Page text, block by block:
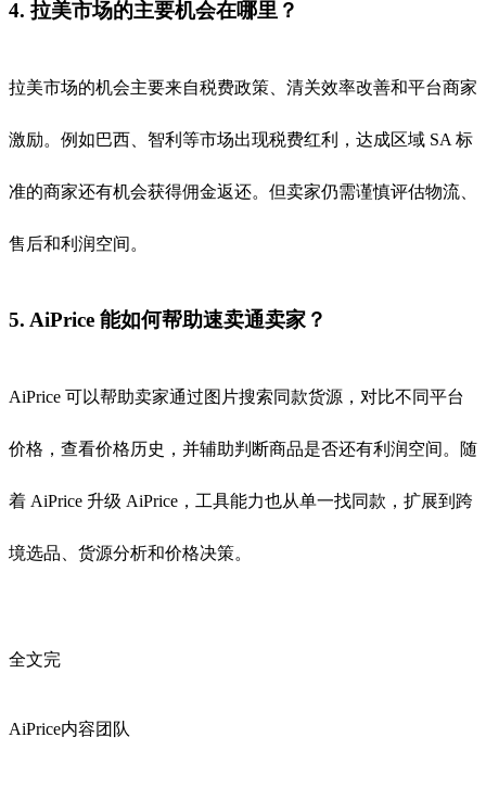
4. 拉美市场的主要机会在哪里？
拉美市场的机会主要来自税费政策、清关效率改善和平台商家
激励。例如巴西、智利等市场出现税费红利，达成区域 SA 标
准的商家还有机会获得佣金返还。但卖家仍需谨慎评估物流、
售后和利润空间。
5. AiPrice 能如何帮助速卖通卖家？
AiPrice 可以帮助卖家通过图片搜索同款货源，对比不同平台
价格，查看价格历史，并辅助判断商品是否还有利润空间。随
着 AiPrice 升级 AiPrice，工具能力也从单一找同款，扩展到跨
境选品、货源分析和价格决策。
全文完
AiPrice内容团队